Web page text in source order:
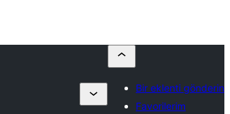
Bir eklenti gönderin
Favorilerim